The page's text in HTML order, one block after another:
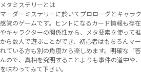
メタミステリーとは
マーダーミステリーに於いてプロローグとキャラ
感覚のゲームです。ヒントになるカード情報も存
やキャラクターの関係性から、メタ要素を使って
から数人で遊ぶことができ、初心者はもちろんマ
れている方も別の角度から楽しめます。明確な「
んので、真相を究明することよりも事件の道中や
を味わってみて下さい。